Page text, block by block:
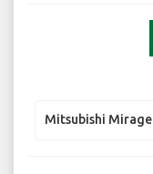
Mitsubishi Mirage